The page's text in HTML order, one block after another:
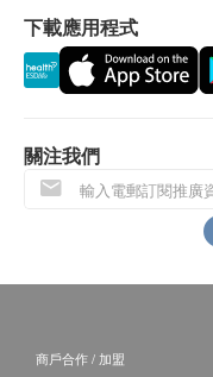
下載應用程式
關注我們
商戶合作 / 加盟